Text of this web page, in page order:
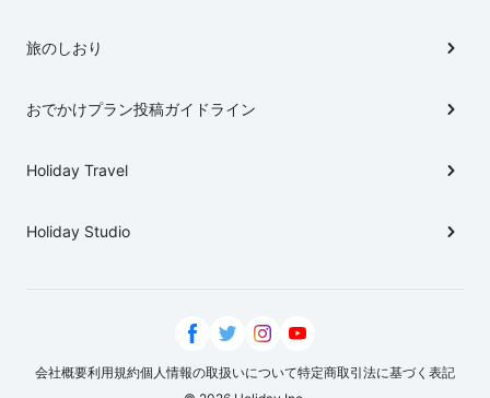
旅のしおり
おでかけプラン投稿ガイドライン
Holiday Travel
Holiday Studio
会社概要利用規約個人情報の取扱いについて特定商取引法に基づく表記